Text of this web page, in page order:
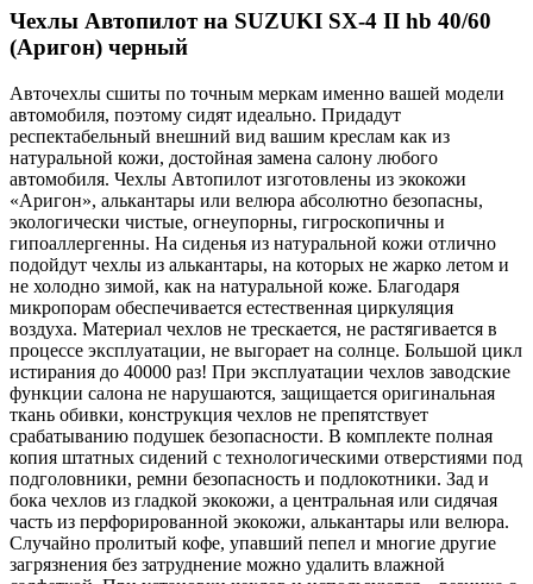
Чехлы Автопилот на SUZUKI SX-4 II hb 40/60
(Аригон) черный
Авточехлы сшиты по точным меркам именно вашей модели
автомобиля, поэтому сидят идеально. Придадут
респектабельный внешний вид вашим креслам как из
натуральной кожи, достойная замена салону любого
автомобиля. Чехлы Автопилот изготовлены из экокожи
«Аригон», алькантары или велюра абсолютно безопасны,
экологически чистые, огнеупорны, гигроскопичны и
гипоаллергенны. На сиденья из натуральной кожи отлично
подойдут чехлы из алькантары, на которых не жарко летом и
не холодно зимой, как на натуральной коже. Благодаря
микропорам обеспечивается естественная циркуляция
воздуха. Материал чехлов не трескается, не растягивается в
процессе эксплуатации, не выгорает на солнце. Большой цикл
истирания до 40000 раз! При эксплуатации чехлов заводские
функции салона не нарушаются, защищается оригинальная
ткань обивки, конструкция чехлов не препятствует
срабатыванию подушек безопасности. В комплекте полная
копия штатных сидений с технологическими отверстиями под
подголовники, ремни безопасность и подлокотники. Зад и
бока чехлов из гладкой экокожи, а центральная или сидячая
часть из перфорированной экокожи, алькантары или велюра.
Случайно пролитый кофе, упавший пепел и многие другие
загрязнения без затруднение можно удалить влажной